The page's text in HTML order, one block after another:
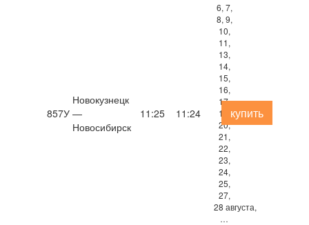
857У
Новокузнецк
—
Новосибирск
11:25 11:24
6, 7,
8, 9,
10,
11,
13,
14,
15,
16,
17,
18,
20,
21,
22,
23,
24,
25,
27,
28 августа,
…
купить